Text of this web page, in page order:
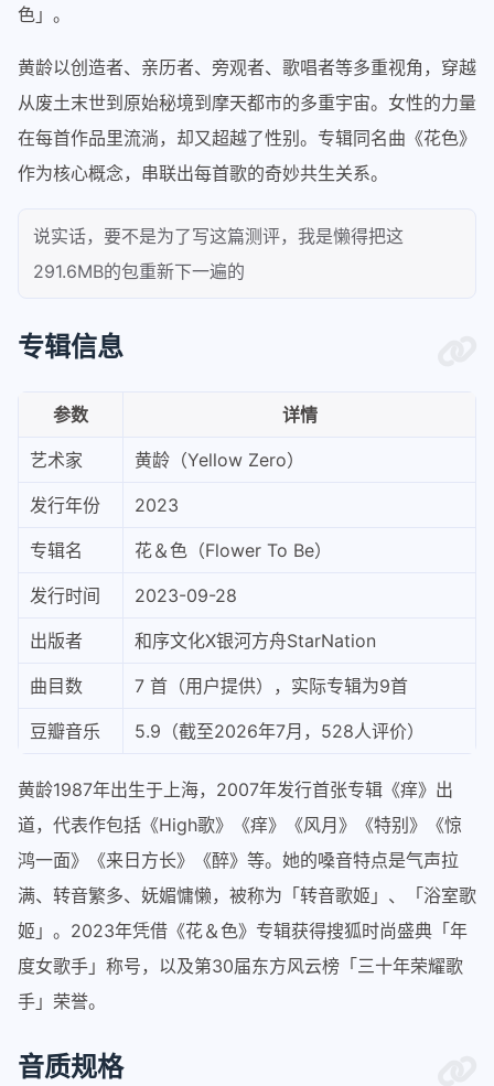
色」。
黄龄以创造者、亲历者、旁观者、歌唱者等多重视角，穿越
从废土末世到原始秘境到摩天都市的多重宇宙。女性的力量
在每首作品里流淌，却又超越了性别。专辑同名曲《花色》
作为核心概念，串联出每首歌的奇妙共生关系。
说实话，要不是为了写这篇测评，我是懒得把这
291.6MB的包重新下一遍的
专辑信息
参数 详情
艺术家 黄龄（Yellow Zero）
发行年份 2023
专辑名 花＆色（Flower To Be）
发行时间 2023-09-28
出版者 和序文化X银河方舟StarNation
曲目数 7 首（用户提供），实际专辑为9首
豆瓣音乐 5.9（截至2026年7月，528人评价）
黄龄1987年出生于上海，2007年发行首张专辑《痒》出
道，代表作包括《High歌》《痒》《风月》《特别》《惊
鸿一面》《来日方长》《醉》等。她的嗓音特点是气声拉
满、转音繁多、妩媚慵懒，被称为「转音歌姬」、「浴室歌
姬」。2023年凭借《花＆色》专辑获得搜狐时尚盛典「年
度女歌手」称号，以及第30届东方风云榜「三十年荣耀歌
手」荣誉。
音质规格